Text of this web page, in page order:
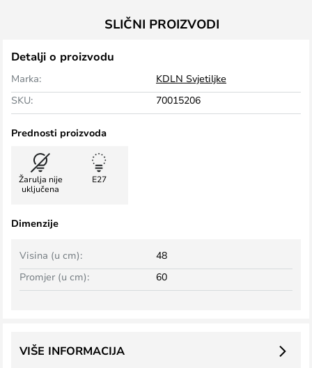
SLIČNI PROIZVODI
Detalji o proizvodu
Marka:
KDLN Svjetiljke
SKU:
70015206
Prednosti proizvoda
Žarulja nije
uključena
E27
Dimenzije
Visina (u cm):
48
Promjer (u cm):
60
VIŠE INFORMACIJA